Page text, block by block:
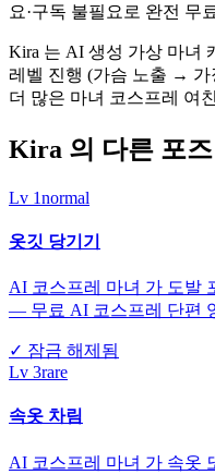
요·구독 불필요로 완전 무
Kira 는 AI 생성 가상 마녀
레벨 진행 (가슴 노출 → 가
더 많은 마녀 코스프레 여
Kira 의 다른 포즈
Lv 1normal
옷깃 당기기
AI 코스프레 마녀 가 도발
— 무료 AI 코스프레 단편
✓ 잠금 해제됨
Lv 3rare
속옷 차림
AI 코스프레 마녀 가 속옷